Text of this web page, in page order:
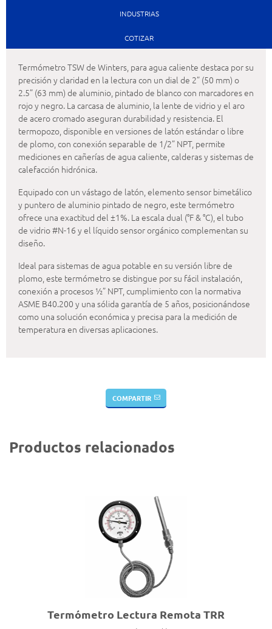
INDUSTRIAS
COTIZAR
Termómetro TSW de Winters, para agua caliente destaca por su
precisión y claridad en la lectura con un dial de 2” (50 mm) o
2.5” (63 mm) de aluminio, pintado de blanco con marcadores en
rojo y negro. La carcasa de aluminio, la lente de vidrio y el aro
de acero cromado aseguran durabilidad y resistencia. El
termopozo, disponible en versiones de latón estándar o libre
de plomo, con conexión separable de 1/2” NPT, permite
mediciones en cañerías de agua caliente, calderas y sistemas de
calefacción hidrónica.
Equipado con un vástago de latón, elemento sensor bimetálico
y puntero de aluminio pintado de negro, este termómetro
ofrece una exactitud del ±1%. La escala dual (°F & °C), el tubo
de vidrio #N-16 y el líquido sensor orgánico complementan su
diseño.
Ideal para sistemas de agua potable en su versión libre de
plomo, este termómetro se distingue por su fácil instalación,
conexión a procesos ½” NPT, cumplimiento con la normativa
ASME B40.200 y una sólida garantía de 5 años, posicionándose
como una solución económica y precisa para la medición de
temperatura en diversas aplicaciones.
COMPARTIR
Productos relacionados
Termómetro Lectura Remota TRR